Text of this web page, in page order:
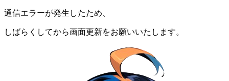
通信エラーが発生したため、
しばらくしてから画面更新をお願いいたします。